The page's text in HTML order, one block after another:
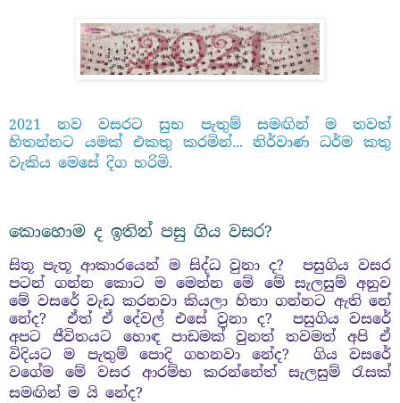
2021නව වසරට සුභ පැතුම් සමඟින් ම
තවත්
හිතන්නට
යමක් එකතු කරමින්...නිර්වාණ ධර්ම කතු
වැකිය මෙසේ දිග හරිමි.
කොහොම ද ඉතින් පසු ගිය වසර?
සිතූ පැතූ ආකාරයෙන් ම සිද්ධ වුනා ද? පසුගිය වසර
පටන් ගන්න කොට ම මෙන්න මේ මේ සැලසුම් අනුව
මේ වසරේ වැඩ කරනවා කියලා හිතා ගන්නට ඇති නේ
නේද? ඒත් ඒ දේවල් එසේ වුනා ද? පසුගිය වසරේ
අපට
ජීවිතයට හොඳ පාඩමක් වුනත් තවමත් අපි
ඒ
විදියට
ම පැතුම් පොදි ගහනවා නේද? ගිය
වසරේ
වගේම
මේ වසර ආරම්භ කරන්නේත් සැලසුම්
රැසක්
සමඟින් ම යි නේද?